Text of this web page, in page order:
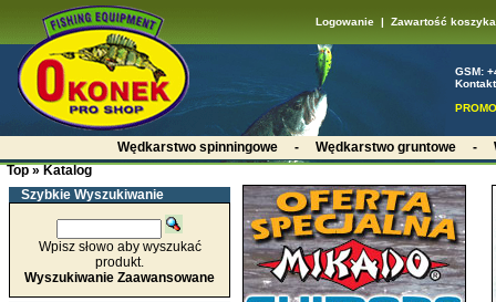
Logowanie| Zawartość koszyka
GSM:
Wędkarstwo spinningowe - Wędkarstwo gruntowe -
Top » Katalog
Szybkie Wyszukiwanie
Wpisz słowo aby wyszukać
produkt.
Wyszukiwanie Zaawansowane